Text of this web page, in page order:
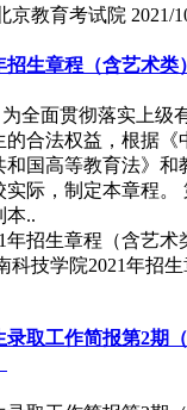
京教育考试院 2021/
生章程（含艺术类）
全面贯彻落实上级
合法权益，根据《
国高等教育法》和
际，制定本章程。
本..
科技学院2021年招生
录取工作简报第2期